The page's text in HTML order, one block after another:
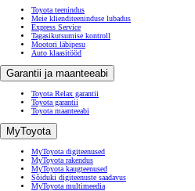
Toyota teenindus
Meie klienditeeninduse lubadus
Express Service
Tagasikutsumise kontroll
Mootori läbipesu
Auto klaasitööd
Garantii ja maanteeabi
Toyota Relax garantii
Toyota garantii
Toyota maanteeabi
MyToyota
MyToyota digiteenused
MyToyota rakendus
MyToyota kaugteenused
Sõiduki digiteenuste saadavus
MyToyota multimeedia